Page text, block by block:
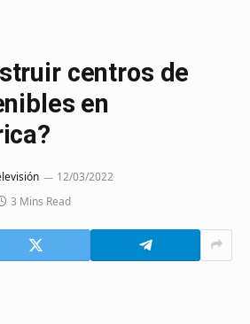
centros de
en
12/03/2022
3 Mins Read